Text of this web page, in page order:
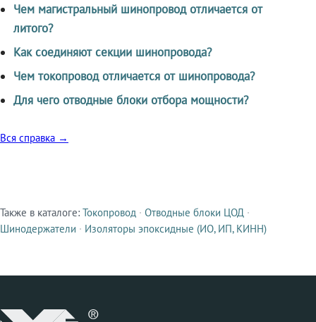
Чем магистральный шинопровод отличается от
литого?
Как соединяют секции шинопровода?
Чем токопровод отличается от шинопровода?
Для чего отводные блоки отбора мощности?
Вся справка →
Смежные продукты
Также в каталоге: Токопровод · Отводные блоки ЦОД ·
Шинодержатели · Изоляторы эпоксидные (ИО, ИП, КИНН)